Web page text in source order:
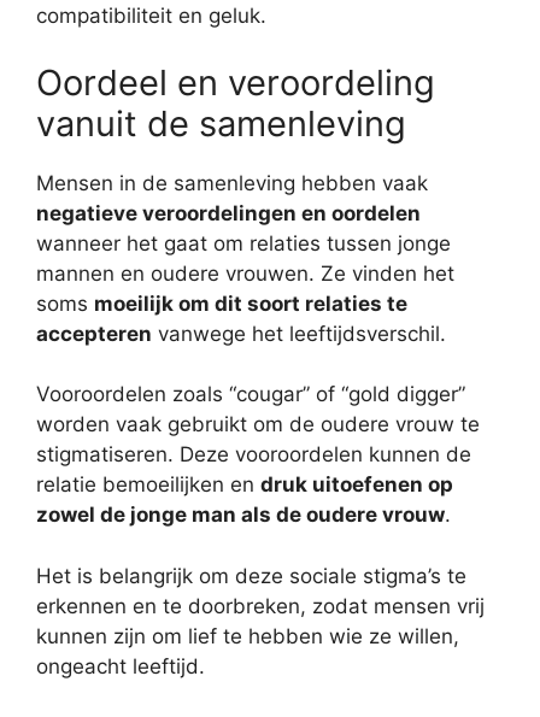
compatibiliteit en geluk.
Oordeel en veroordeling
vanuit de samenleving
Mensen in de samenleving hebben vaak
negatieve veroordelingen en oordelen
wanneer het gaat om relaties tussen jonge
mannen en oudere vrouwen. Ze vinden het
soms moeilijk om dit soort relaties te
accepteren vanwege het leeftijdsverschil.
Vooroordelen zoals “cougar” of “gold digger”
worden vaak gebruikt om de oudere vrouw te
stigmatiseren. Deze vooroordelen kunnen de
relatie bemoeilijken en druk uitoefenen op
zowel de jonge man als de oudere vrouw.
Het is belangrijk om deze sociale stigma’s te
erkennen en te doorbreken, zodat mensen vrij
kunnen zijn om lief te hebben wie ze willen,
ongeacht leeftijd.